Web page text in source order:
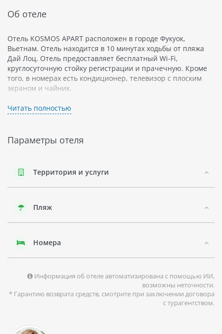
Об отеле
Отель KOSMOS APART расположен в городе Фукуок,
Вьетнам. Отель находится в 10 минутах ходьбы от пляжа
Дай Лоц. Отель предоставляет бесплатный Wi-Fi,
круглосуточную стойку регистрации и прачечную. Кроме
того, в номерах есть кондиционер, телевизор с плоским
экраном и чайник.
Отель расположен не далеко от центра города Фукуок,
который славится своей природой - в городе можно
здесь можно посетить многочисленные храмы и музеи.
Читать полностью
Параметры отеля
Территория и услуги
Пляж
Номера
Информация об отеле автоматизирована с помощью ИИ,
возможны неточности.
* Гарантию возврата средств, смотрите при заключении договора
с турагентством.